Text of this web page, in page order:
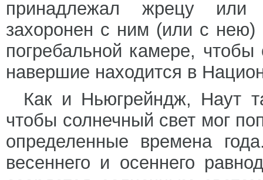
принадлежал жрецу или
захоронен с ним (или с
погребальной камере, чтобы
навершие находится в
Как и Ньюгрейндж, Наут
чтобы солнечный свет мог
определенные времена
весеннего и осеннего